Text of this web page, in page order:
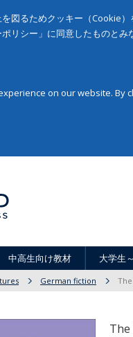
図るためクッキー（Cookie
リシー」に同意したものと
on our website. By
中高生向け教材 大学生
German fiction
The